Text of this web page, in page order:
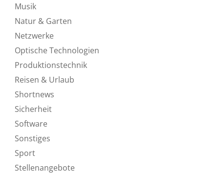
Musik
Natur & Garten
Netzwerke
Optische Technologien
Produktionstechnik
Reisen & Urlaub
Shortnews
Sicherheit
Software
Sonstiges
Sport
Stellenangebote